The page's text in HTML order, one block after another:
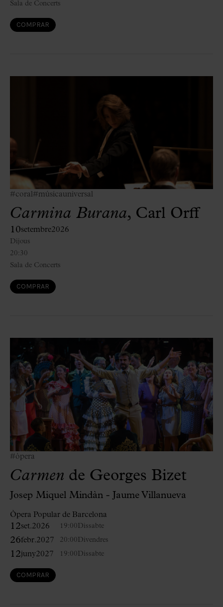
Sala de Concerts
COMPRAR
#coral#músicauniversal
Carmina Burana, Carl Orff
10setembre2026
20:30
Dijous
Sala de Concerts
COMPRAR
#òpera
Carmen de Georges Bizet
Josep Miquel Mindàn - Jaume Villanueva
Òpera Popular de Barcelona
12set.2026 19:00Dissabte
26febr.2027 20:00Divendres
12juny2027 19:00Dissabte
COMPRAR